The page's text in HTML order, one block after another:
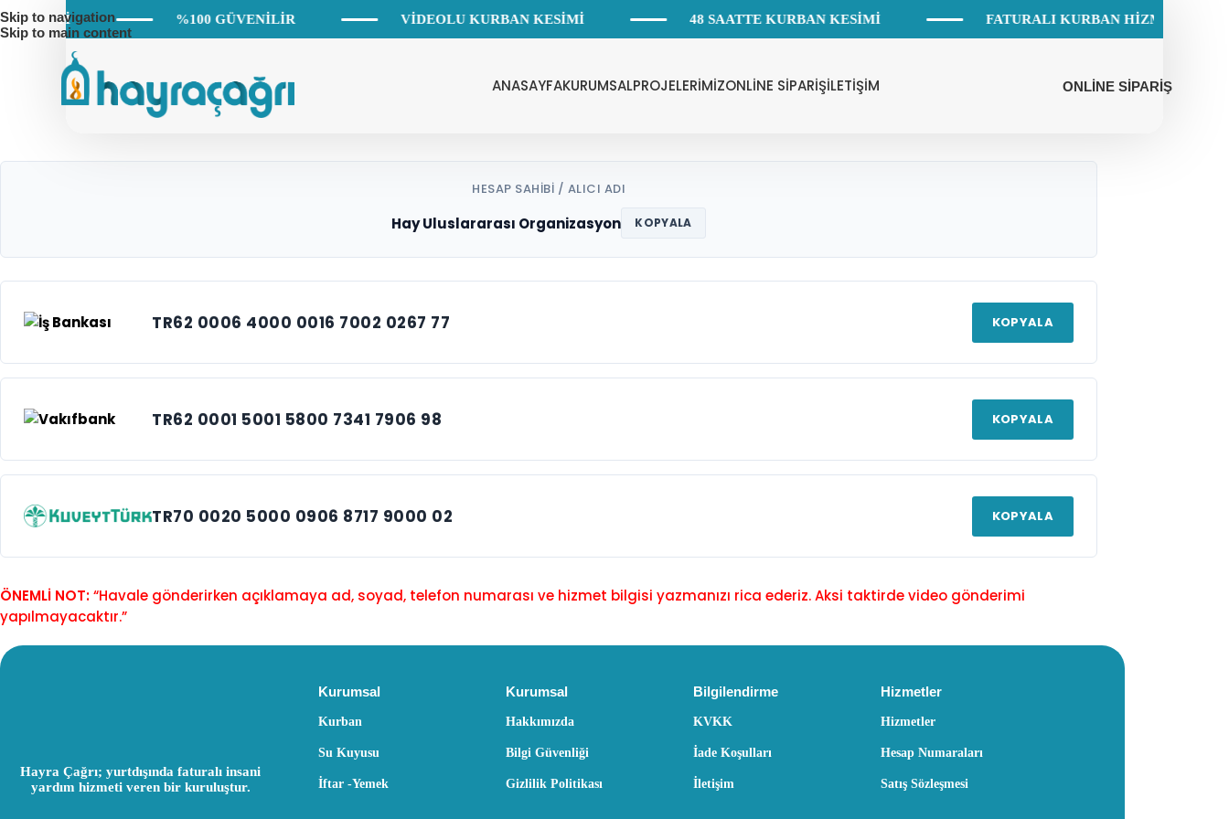
Skip to navigation
Skip to main content
HİZMETİ %100 GÜVENİLİR VİDEOLU KURBAN KESİMİ 48 SAATTE KURBAN KESİMİ FATURALI KURBAN HİZMETİ
ANASAYFAKURUMSALPROJELERİMİZONLİNE SİPARİŞİLETİŞİM ONLİNE SİPARİŞ
HESAP SAHİBİ / ALICI ADI
Hay Uluslararası Organizasyon KOPYALA
TR62 0006 4000 0016 7002 0267 77 KOPYALA
TR62 0001 5001 5800 7341 7906 98 KOPYALA
TR70 0020 5000 0906 8717 9000 02 KOPYALA
ÖNEMLİ NOT:“Havale gönderirken açıklamaya ad, soyad, telefon numarası ve hizmet bilgisi yazmanızı rica ederiz. Aksi taktirde video gönderimi
yapılmayacaktır.”
Hayra Çağrı; yurtdışında faturalı insani
yardım hizmeti veren bir kuruluştur.
Kurumsal
Kurban
Su Kuyusu
İftar -Yemek
Kurumsal
Hakkımızda
Bilgi Güvenliği
Gizlilik Politikası
Bilgilendirme
KVKK
İade Koşulları
İletişim
Hizmetler
Hizmetler
Hesap Numaraları
Satış Sözleşmesi